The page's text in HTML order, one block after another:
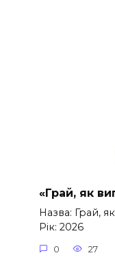
«Грай, як
Назва: Грай,
Рік: 2026
0 27